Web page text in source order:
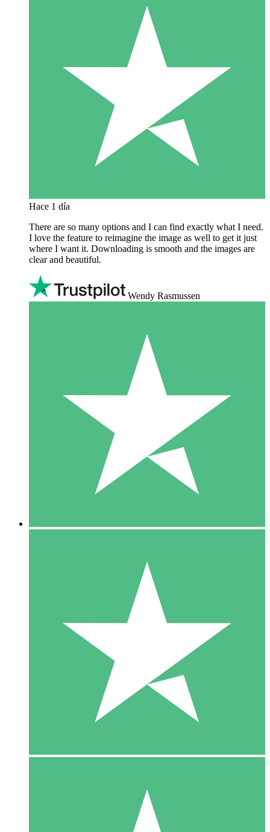
Hace 1 día
There are so many options and I can find exactly what I need.
I love the feature to reimagine the image as well to get it just
where I want it. Downloading is smooth and the images are
clear and beautiful.
Wendy Rasmussen